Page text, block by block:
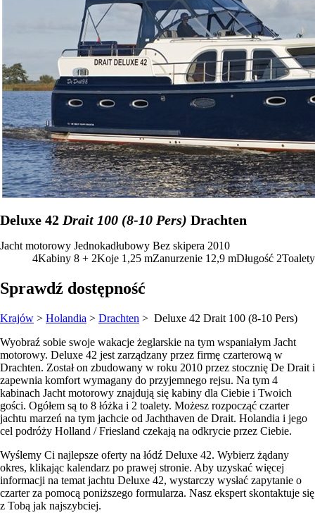
Deluxe 42 Drait 100 (8-10 Pers) Drachten
Jacht motorowy Jednokadłubowy Bez skipera 2010
4Kabiny 8 + 2Koje 1,25 mZanurzenie 12,9 mDługość 2Toalety
Sprawdź dostępność
Krajów > Holandia > Drachten > Deluxe 42 Drait 100 (8-10 Pers)
Wyobraź sobie swoje wakacje żeglarskie na tym wspaniałym Jacht
motorowy. Deluxe 42 jest zarządzany przez firmę czarterową w
Drachten. Został on zbudowany w roku 2010 przez stocznię De Drait i
zapewnia komfort wymagany do przyjemnego rejsu. Na tym 4
kabinach Jacht motorowy znajdują się kabiny dla Ciebie i Twoich
gości. Ogółem są to 8 łóżka i 2 toalety. Możesz rozpocząć czarter
jachtu marzeń na tym jachcie od Jachthaven de Drait. Holandia i jego
cel podróży Holland / Friesland czekają na odkrycie przez Ciebie.
Wyślemy Ci najlepsze oferty na łódź Deluxe 42. Wybierz żądany
okres, klikając kalendarz po prawej stronie. Aby uzyskać więcej
informacji na temat jachtu Deluxe 42, wystarczy wysłać zapytanie o
czarter za pomocą poniższego formularza. Nasz ekspert skontaktuje się
z Tobą jak najszybciej.